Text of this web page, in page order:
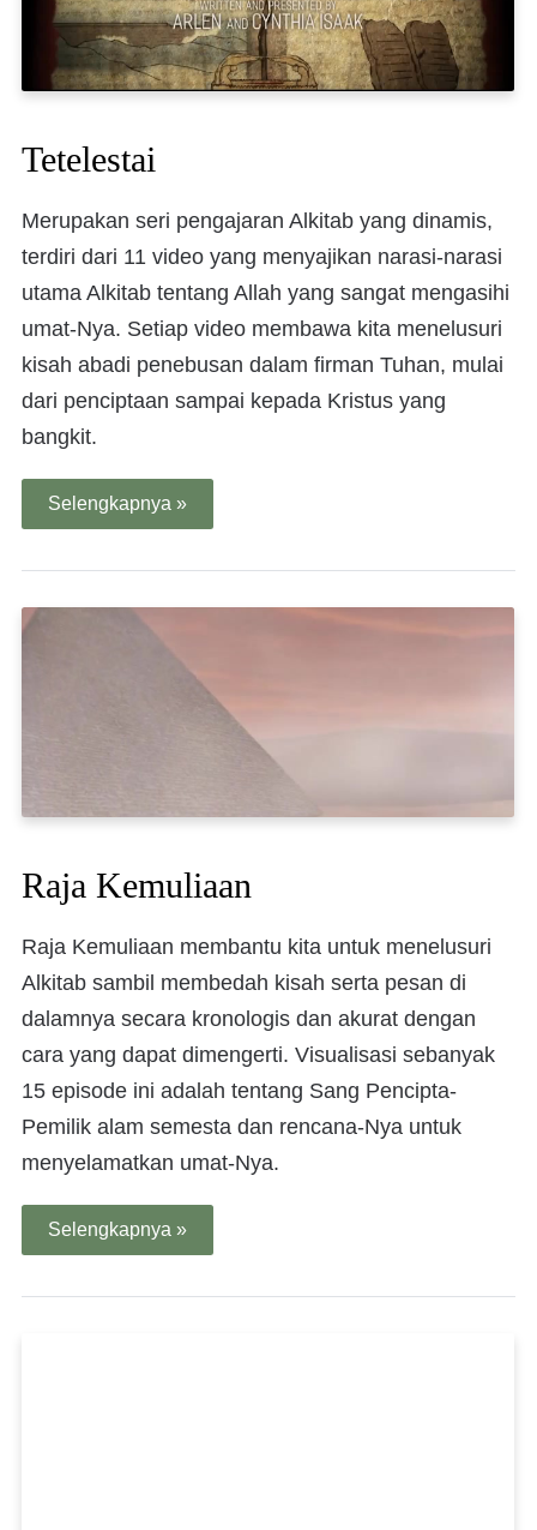
Tetelestai
Merupakan seri pengajaran Alkitab yang dinamis,
terdiri dari 11 video yang menyajikan narasi-narasi
utama Alkitab tentang Allah yang sangat mengasihi
umat-Nya. Setiap video membawa kita menelusuri
kisah abadi penebusan dalam firman Tuhan, mulai
dari penciptaan sampai kepada Kristus yang
bangkit.
Selengkapnya »
Raja Kemuliaan
Raja Kemuliaan membantu kita untuk menelusuri
Alkitab sambil membedah kisah serta pesan di
dalamnya secara kronologis dan akurat dengan
cara yang dapat dimengerti. Visualisasi sebanyak
15 episode ini adalah tentang Sang Pencipta-
Pemilik alam semesta dan rencana-Nya untuk
menyelamatkan umat-Nya.
Selengkapnya »